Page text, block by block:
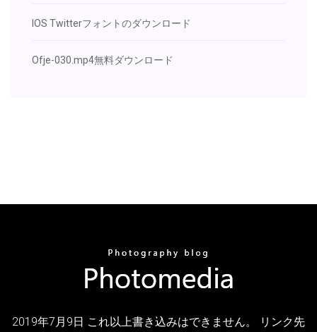
IOS Twitterフォントのダウンロード
Ofje-030.mp4無料ダウンロード
2019年7月9日 これ以上書き込みはできません。 リンク先